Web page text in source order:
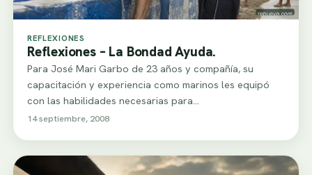
REFLEXIONES
Reflexiones – La Bondad Ayuda.
Para José Mari Garbo de 23 años y compañía, su
capacitación y experiencia como marinos les equipó
con las habilidades necesarias para…
14 septiembre, 2008